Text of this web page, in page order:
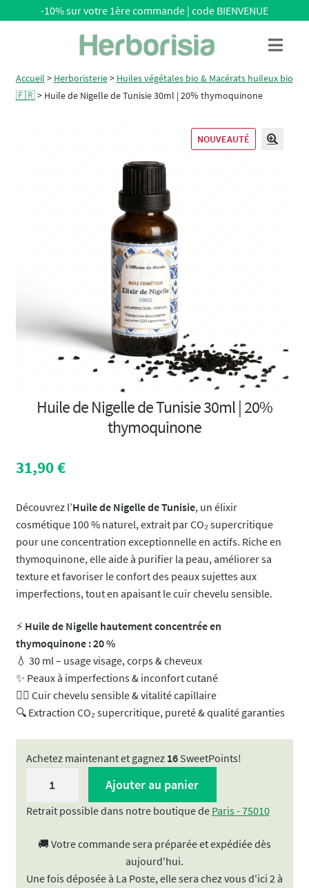
navigation
-10% sur votre 1ère commande | code BIENVENUE
Menu
Accueil > Herboristerie> Huiles végétales bio & Macérats huileux bio
🇫🇷> Huile de Nigelle de Tunisie 30ml | 20% thymoquinone
NOUVEAUTÉ
Huile de Nigelle de Tunisie 30ml | 20%
thymoquinone
31,90€
Découvrez l’Huile de Nigelle de Tunisie, un élixir
cosmétique 100 % naturel, extrait par CO₂ supercritique
pour une concentration exceptionnelle en actifs. Riche en
thymoquinone, elle aide à purifier la peau, améliorer sa
texture et favoriser le confort des peaux sujettes aux
imperfections, tout en apaisant le cuir chevelu sensible.
⚡Huile de Nigelle hautement concentrée en
thymoquinone : 20 %
💧 30 ml – usage visage, corps & cheveux
✨ Peaux à imperfections & inconfort cutané
💆‍♀️ Cuir chevelu sensible & vitalité capillaire
🔍 Extraction CO₂ supercritique, pureté & qualité garanties
Achetez maintenant et gagnez 16SweetPoints!
Huile
Nigelle
Tunisie
Ajouter au panier
Retrait possible dans notre boutique de Paris - 75010
🚚 Votre commande sera préparée et expédiée dès
aujourd'hui.
Une fois déposée à La Poste, elle sera chez vous d'ici 2 à